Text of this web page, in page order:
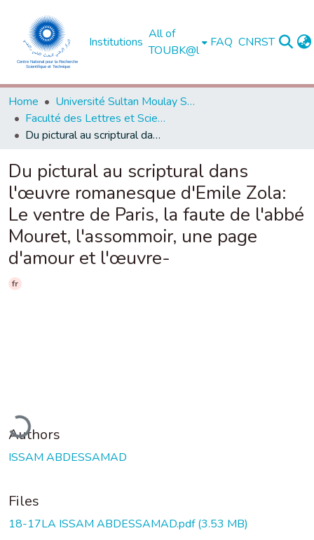
Institutions
All of
TOUBK@l
FAQ CNRST
Home
Université Sultan Moulay Slimane - Béni Mellal
Faculté des Lettres et Sciences Humaines, Béni Mellal
Du pictural au scriptural dans l'œuvre romanesque d'Emile Zola: Le ventre de Paris, la faute de l'abbé Mouret, l'assommoir, une page d'amour et l'œuvre-
Du pictural au scriptural dans
l'œuvre romanesque d'Emile Zola:
Le ventre de Paris, la faute de l'abbé
Mouret, l'assommoir, une page
d'amour et l'œuvre-
fr
Authors
ISSAM ABDESSAMAD
Files
18-17LA ISSAM ABDESSAMAD.pdf(3.53 MB)